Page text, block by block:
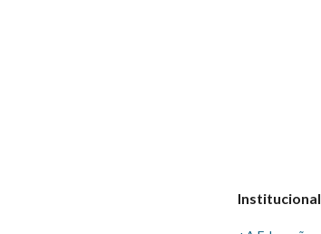
Institucional